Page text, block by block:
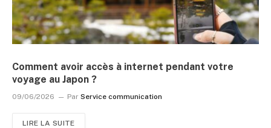
Comment avoir accès à internet pendant votre
voyage au Japon ?
09/06/2026 Par Service communication
LIRE LA SUITE